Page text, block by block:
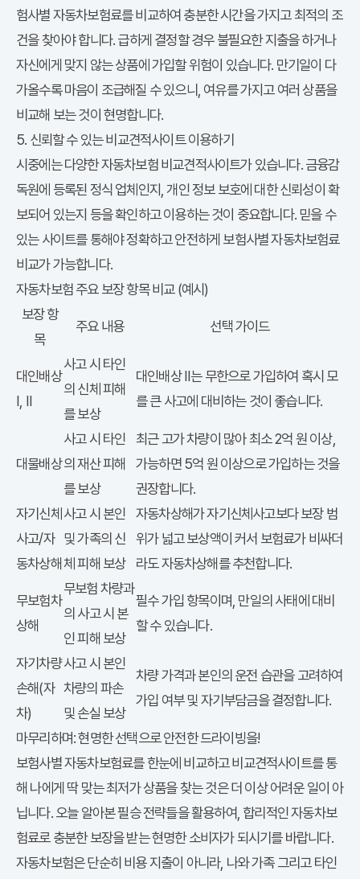
험사별 자동차보험료를 비교하여 충분한 시간을 가지고 최적의 조
건을 찾아야 합니다. 급하게 결정할 경우 불필요한 지출을 하거나
자신에게 맞지 않는 상품에 가입할 위험이 있습니다. 만기일이 다
가올수록 마음이 조급해질 수 있으니, 여유를 가지고 여러 상품을
비교해 보는 것이 현명합니다.
5. 신뢰할 수 있는 비교견적사이트 이용하기
시중에는 다양한 자동차보험 비교견적사이트가 있습니다. 금융감
독원에 등록된 정식 업체인지, 개인 정보 보호에 대한 신뢰성이 확
보되어 있는지 등을 확인하고 이용하는 것이 중요합니다. 믿을 수
있는 사이트를 통해야 정확하고 안전하게 보험사별 자동차보험료
비교가 가능합니다.
자동차보험 주요 보장 항목 비교 (예시)
보장 항
목
주요 내용 선택 가이드
대인배상
I, II
사고 시 타인
의 신체 피해
를 보상
대인배상 II는 무한으로 가입하여 혹시 모
를 큰 사고에 대비하는 것이 좋습니다.
대물배상
사고 시 타인
의 재산 피해
를 보상
최근 고가 차량이 많아 최소 2억 원 이상,
가능하면 5억 원 이상으로 가입하는 것을
권장합니다.
자기신체
사고/자
동차상해
사고 시 본인
및 가족의 신
체 피해 보상
자동차상해가 자기신체사고보다 보장 범
위가 넓고 보상액이 커서 보험료가 비싸더
라도 자동차상해를 추천합니다.
무보험차
상해
무보험 차량과
의 사고 시 본
인 피해 보상
필수 가입 항목이며, 만일의 사태에 대비
할 수 있습니다.
자기차량
손해(자
차)
사고 시 본인
차량의 파손
및 손실 보상
차량 가격과 본인의 운전 습관을 고려하여
가입 여부 및 자기부담금을 결정합니다.
마무리하며: 현명한 선택으로 안전한 드라이빙을!
보험사별 자동차보험료를 한눈에 비교하고비교견적사이트를 통
해 나에게 딱 맞는 최저가상품을 찾는 것은 더 이상 어려운 일이 아
닙니다. 오늘 알아본필승 전략들을 활용하여, 합리적인자동차보
험료로 충분한 보장을 받는 현명한 소비자가 되시기를 바랍니다.
자동차보험은 단순히 비용 지출이 아니라, 나와 가족 그리고 타인